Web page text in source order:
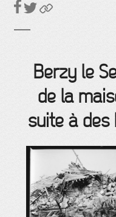
Berzy le
de la
suite à des